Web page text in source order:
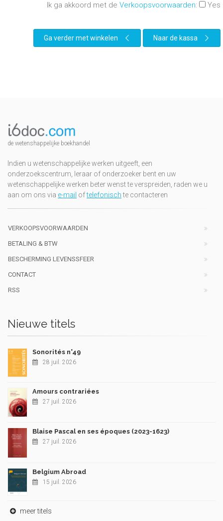
Ik ga akkoord met de Verkoopsvoorwaarden: Yes
Ga verder met winkelen Naar de kassa
de wetenshappelijke boekhandel
Indien u wetenschappelijke werken uitgeeft, een
onderzoekscentrum, leraar of onderzoeker bent en uw
wetenschappelijke werken beter wenst te verspreiden, raden we u
aan om ons via e-mail oftelefonischte contacteren
VERKOOPSVOORWAARDEN
BETALING & BTW
BESCHERMING LEVENSSFEER
CONTACT
RSS
Nieuwe titels
Sonorités n°49
28 juil. 2026
Amours contrariées
27 juil. 2026
Blaise Pascal en ses époques (2023-1623)
27 juil. 2026
Belgium Abroad
15 juil. 2026
meer titels